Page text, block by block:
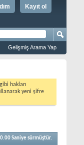
Kayıt ol
Gelişmiş Arama Yap
hakları
yeni şifre
0.00Saniye sürmüştür.